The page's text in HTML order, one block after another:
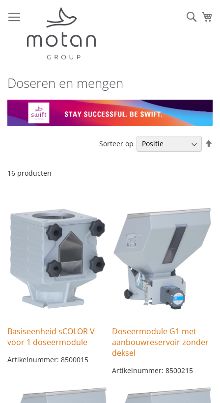
naar
de
inhoud
Doseren en mengen
16 producten
Sorteer op
Basiseenheid sCOLOR V
voor 1 doseermodule
Artikelnummer: 8500015
Doseermodule G1 met
aanbouwreservoir zonder
deksel
Artikelnummer: 8500215